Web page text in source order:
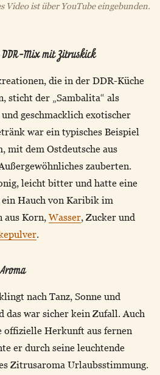
Video ist über YouTube eingebunden.
Mix mit Zitruskick
die in der DDR-Küche
sticht der „Sambalita“ als
geschmacklich exotischer
war ein typisches Beispiel
mit dem Ostdeutsche aus
zauberten.
leicht bitter und hatte eine
Hauch von Karibik im
aus Korn, Wasser, Zucker und
.
nach Tanz, Sonne und
das war sicher kein Zufall. Auch
offizielle Herkunft aus fernen
er durch seine leuchtende
Zitrusaroma Urlaubsstimmung.